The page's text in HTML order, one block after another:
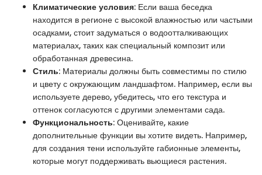
Климатические условия: Если ваша беседка
находится в регионе с высокой влажностью или частыми
осадками, стоит задуматься о водоотталкивающих
материалах, таких как специальный композит или
обработанная древесина.
Стиль: Материалы должны быть совместимы по стилю
и цвету с окружающим ландшафтом. Например, если вы
используете дерево, убедитесь, что его текстура и
оттенок согласуются с другими элементами сада.
Функциональность: Оценивайте, какие
дополнительные функции вы хотите видеть. Например,
для создания тени используйте габионные элементы,
которые могут поддерживать вьющиеся растения.